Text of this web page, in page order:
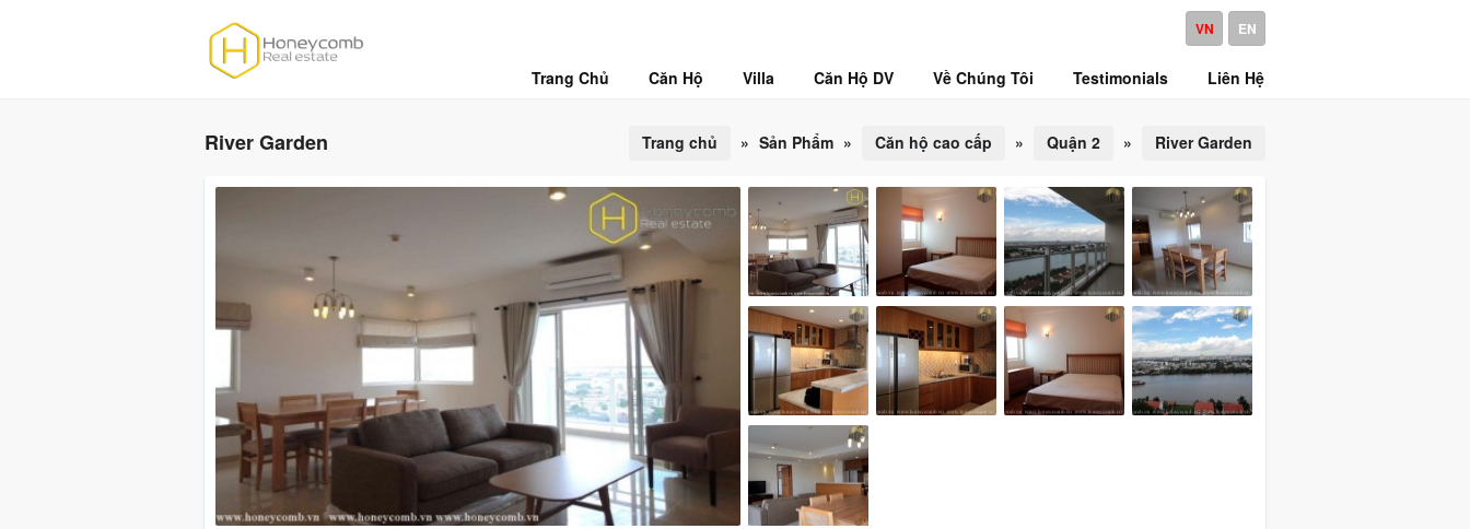
VN EN
Trang Chủ Căn Hộ Villa Căn Hộ DV Về Chúng Tôi Testimonials Liên Hệ
River Garden Trang chủ » Sản Phẩm » Căn hộ cao cấp » Quận 2 » River Garden